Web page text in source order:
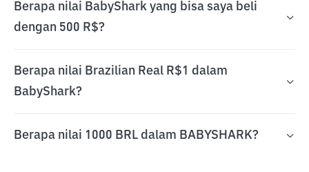
Berapa nilai BabyShark yang bisa saya beli
dengan 500 R$?
Berapa nilai Brazilian Real R$1 dalam
BabyShark?
Berapa nilai 1000 BRL dalam BABYSHARK?